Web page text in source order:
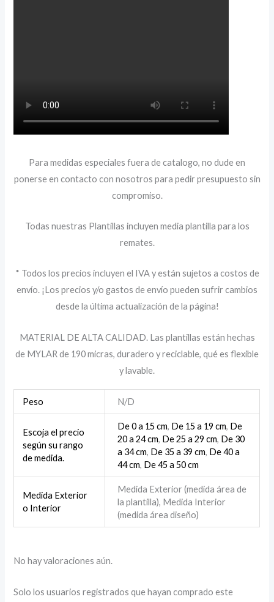
Para medidas especiales fuera de catalogo, no dude en
ponerse en contacto con nosotros para pedir presupuesto sin
compromiso.
Todas nuestras Plantillas incluyen media plantilla para los
remates.
* Todos los precios incluyen el IVA y están sujetos a costos de
envío. ¡Los precios y/o gastos de envío pueden sufrir cambios
desde la última actualización de la página!
MATERIAL DE ALTA CALIDAD. Las plantillas están hechas
de MYLAR de 190 micras, duradero y reciclable, qué es flexible
y lavable.
Peso N/D
Escoja el precio
según su rango
de medida.
De 0 a 15 cm, De 15 a 19 cm, De
20 a 24 cm, De 25 a 29 cm, De 30
a 34 cm, De 35 a 39 cm, De 40 a
44 cm, De 45 a 50 cm
Medida Exterior
o Interior
Medida Exterior (medida área de
la plantilla), Medida Interior
(medida área diseño)
No hay valoraciones aún.
Solo los usuarios registrados que hayan comprado este